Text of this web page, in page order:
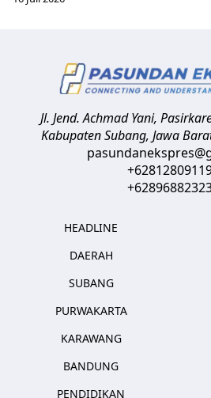
Jl. Jend. Achmad Yani,
Kabupaten Subang, Jawa
HEADLINE
DAERAH
SUBANG
PURWAKARTA
KARAWANG
BANDUNG
PENDIDIKAN